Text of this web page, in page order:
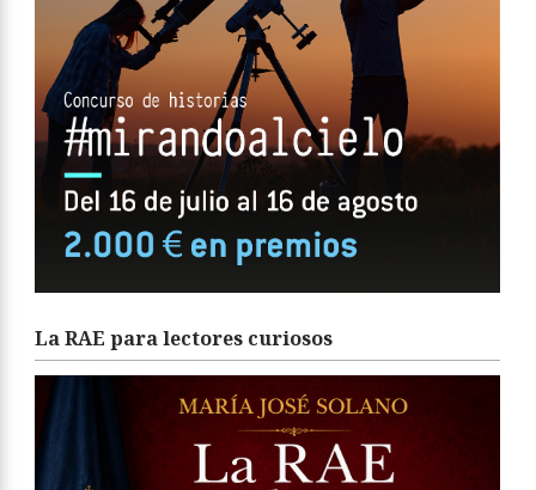
La RAE para lectores curiosos